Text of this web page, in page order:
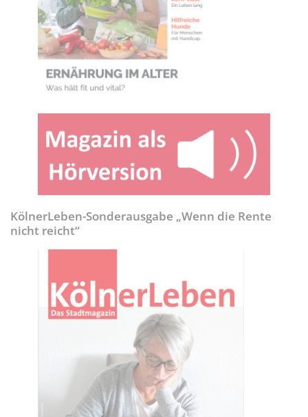
KölnerLeben-Sonderausgabe „Wenn die Rente
nicht reicht“